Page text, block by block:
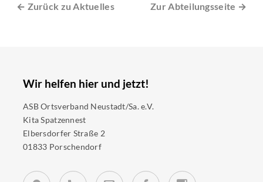
← Zurück zu Aktuelles Zur Abteilungsseite →
Wir helfen hier und jetzt!
ASB Ortsverband Neustadt/Sa. e.V.
Kita Spatzennest
Elbersdorfer Straße 2
01833 Porschendorf